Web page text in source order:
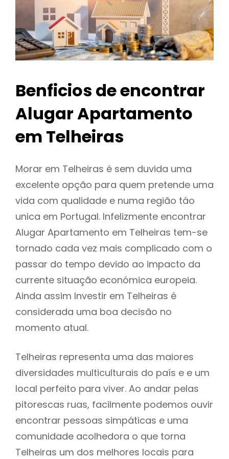
Benficios de encontrar
Alugar Apartamento
em Telheiras
Morar em Telheiras é sem duvida uma
excelente opção para quem pretende uma
vida com qualidade e numa região táo
unica em Portugal. Infelizmente encontrar
Alugar Apartamento em Telheiras tem-se
tornado cada vez mais complicado com o
passar do tempo devido ao impacto da
currente situação económica europeia.
Ainda assim Investir em Telheiras é
considerada uma boa decisão no
momento atual.
Telheiras representa uma das maiores
diversidades multiculturais do país e e um
local perfeito para viver. Ao andar pelas
pitorescas ruas, facilmente podemos ouvir
encontrar pessoas simpáticas e uma
comunidade acolhedora o que torna
Telheiras um dos melhores locais para